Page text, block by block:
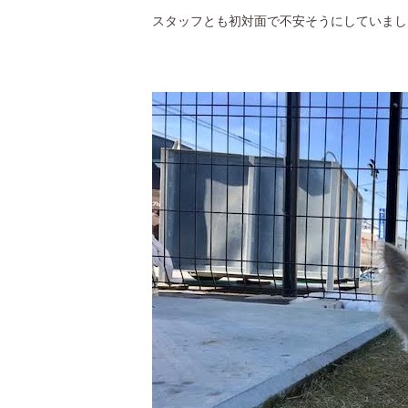
スタッフとも初対面で不安そうにしていま